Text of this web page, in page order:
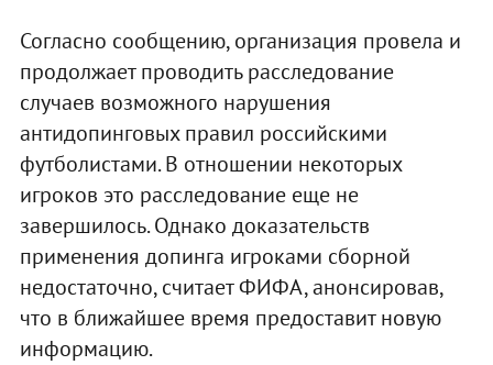
Согласно сообщению, организация провела и
продолжает проводить расследование
случаев возможного нарушения
антидопинговых правил российскими
футболистами. В отношении некоторых
игроков это расследование еще не
завершилось. Однако доказательств
применения допинга игроками сборной
недостаточно, считает ФИФА, анонсировав,
что в ближайшее время предоставит новую
информацию.